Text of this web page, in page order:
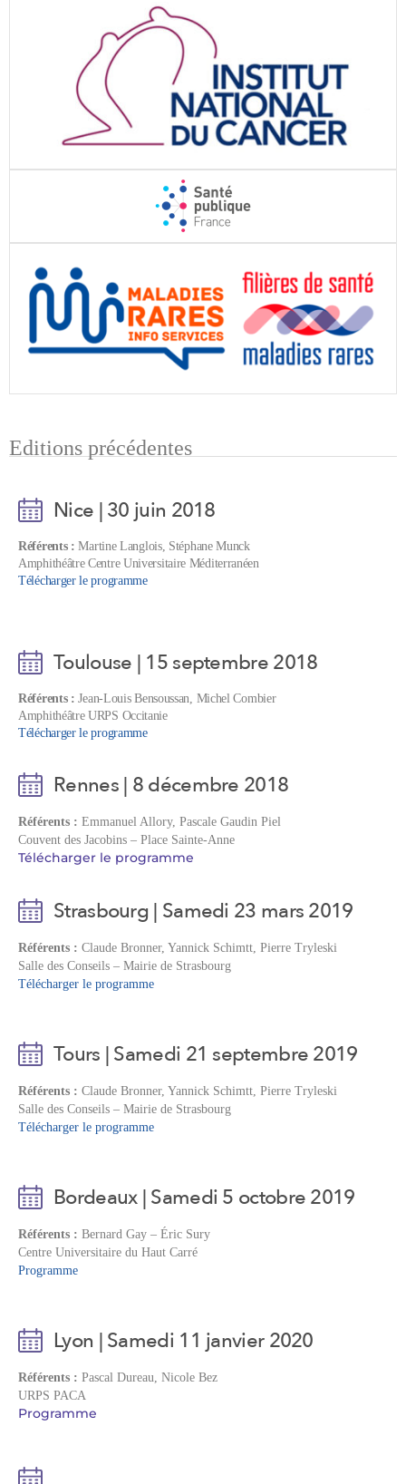
Editions précédentes
Nice | 30 juin 2018
Référents : Martine Langlois, Stéphane Munck
Amphithéâtre Centre Universitaire Méditerranéen
Télécharger le programme
Toulouse | 15 septembre 2018
Référents : Jean-Louis Bensoussan, Michel Combier
Amphithéâtre URPS Occitanie
Télécharger le programme
Rennes | 8 décembre 2018
Référents : Emmanuel Allory, Pascale Gaudin Piel
Couvent des Jacobins – Place Sainte-Anne
Télécharger le programme
Strasbourg | Samedi 23 mars 2019
Référents : Claude Bronner, Yannick Schimtt, Pierre Tryleski
Salle des Conseils – Mairie de Strasbourg
Télécharger le programme
Tours | Samedi 21 septembre 2019
Référents : Claude Bronner, Yannick Schimtt, Pierre Tryleski
Salle des Conseils – Mairie de Strasbourg
Télécharger le programme
Bordeaux | Samedi 5 octobre 2019
Référents : Bernard Gay – Éric Sury
Centre Universitaire du Haut Carré
Programme
Lyon | Samedi 11 janvier 2020
Référents : Pascal Dureau, Nicole Bez
URPS PACA
Programme